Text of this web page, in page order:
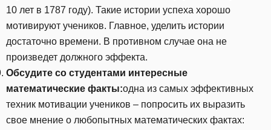
10 лет в 1787 году). Такие истории успеха хорошо
мотивируют учеников. Главное, уделить истории
достаточно времени. В противном случае она не
произведет должного эффекта.
Обсудите со студентами интересные
математические факты:одна из самых эффективных
техник мотивации учеников – попросить их выразить
свое мнение о любопытных математических фактах: